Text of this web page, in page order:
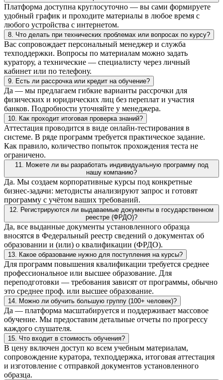
Платформа доступна круглосуточно — вы сами формируете
удобный график и проходите материалы в любое время с
любого устройства с интернетом.
8. Что делать при технических проблемах или вопросах по курсу?
Вас сопровождает персональный менеджер и служба
техподдержки. Вопросы по материалам можно задать
куратору, а технические — специалисту через личный
кабинет или по телефону.
9. Есть ли рассрочка или кредит на обучение?
Да — мы предлагаем гибкие варианты рассрочки для
физических и юридических лиц без переплат и участия
банков. Подробности уточняйте у менеджера.
10. Как проходит итоговая проверка знаний?
Аттестация проводится в виде онлайн-тестирования в
системе. В ряде программ требуется практическое задание.
Как правило, количество попыток прохождения теста не
ограничено.
11. Можете ли вы разработать индивидуальную программу под
нашу компанию?
Да. Мы создаем корпоративные курсы под конкретные
бизнес-задачи: методисты анализируют запрос и готовят
программу с учётом ваших требований.
12. Регистрируются ли выдаваемые документы в государственном
реестре (ФРДО)?
Да, все выданные документы установленного образца
вносятся в Федеральный реестр сведений о документах об
образовании и (или) о квалификации (ФРДО).
13. Какое образование нужно для поступления на курсы?
Для программ повышения квалификации требуется среднее
профессиональное или высшее образование. Для
переподготовки — требования зависят от программы, обычно
это среднее проф. или высшее образование.
14. Можно ли обучить большую группу (100+ человек)?
Да — платформа масштабируется и поддерживает массовое
обучение. Мы предоставим детальные отчеты по прогрессу
каждого слушателя.
15. Что входит в стоимость обучения?
В цену включен доступ ко всем учебным материалам,
сопровождение куратора, техподдержка, итоговая аттестация
и изготовление с отправкой документов установленного
образца.